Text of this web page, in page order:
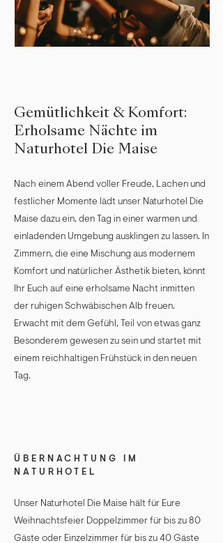
Gemütlichkeit & Komfort:
Erholsame Nächte im
Naturhotel Die Maise
Nach einem Abend voller Freude, Lachen und
festlicher Momente lädt unser Naturhotel Die
Maise dazu ein, den Tag in einer warmen und
einladenden Umgebung ausklingen zu lassen. In
Zimmern, die eine Mischung aus modernem
Komfort und natürlicher Ästhetik bieten, könnt
Ihr Euch auf eine erholsame Nacht inmitten
der ruhigen Schwäbischen Alb freuen.
Erwacht mit dem Gefühl, Teil von etwas ganz
Besonderem gewesen zu sein und startet mit
einem reichhaltigen Frühstück in den neuen
Tag.
ÜBERNACHTUNG IM
NATURHOTEL
Unser Naturhotel Die Maise hält für Eure
Weihnachtsfeier Doppelzimmer für bis zu 80
Gäste oder Einzelzimmer für bis zu 40 Gäste